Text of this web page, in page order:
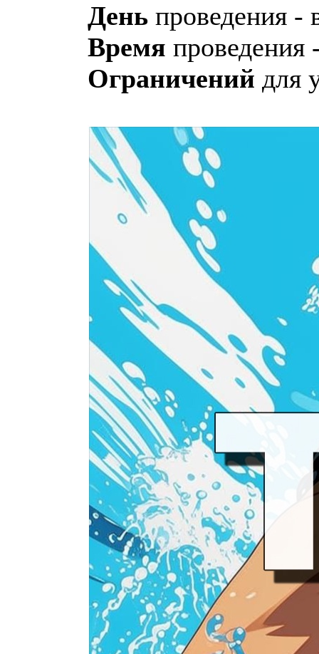
День проведения -
Время проведения
Ограничений для